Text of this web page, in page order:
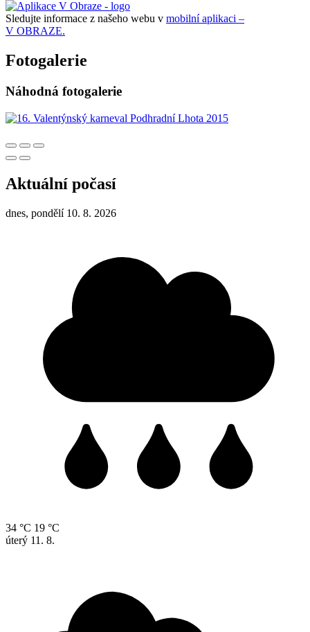
Sledujte informace z našeho webu v mobilní aplikaci –
V OBRAZE.
Fotogalerie
Náhodná fotogalerie
Aktuální počasí
dnes, pondělí 10. 8. 2026
34 °C 19 °C
úterý 11. 8.